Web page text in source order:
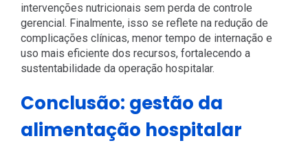
intervenções nutricionais sem perda de controle
gerencial. Finalmente, isso se reflete na redução de
complicações clínicas, menor tempo de internação e
uso mais eficiente dos recursos, fortalecendo a
sustentabilidade da operação hospitalar.
Conclusão: gestão da
alimentação hospitalar